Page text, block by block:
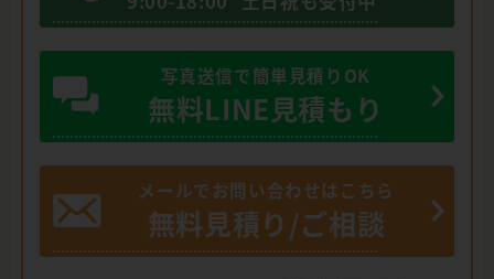
写真送信で簡単見積りOK
無料LINE見積もり
メールでお問い合わせはこちら
無料見積り/ご相談